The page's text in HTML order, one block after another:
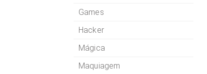
Games
Hacker
Mágica
Maquiagem